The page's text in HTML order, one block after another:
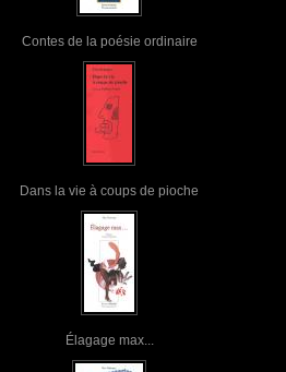
Contes de la poésie ordinaire
Dans la vie à coups de pioche
Élagage max...